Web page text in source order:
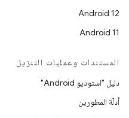
Android 12
Android 11
المستندات وعمليات التنزيل
دليل "استوديو Android"
أدلّة المطورين